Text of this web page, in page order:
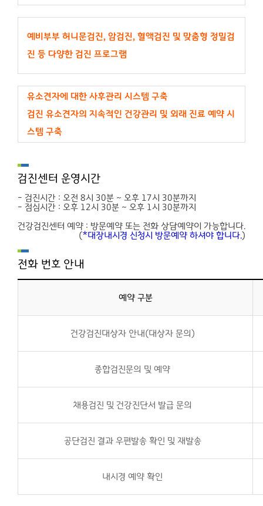
예비부부 허니문검진, 암검진, 혈액검진 및 맞춤형 정밀검
진 등 다양한 검진 프로그램
유소견자에 대한 사후관리 시스템 구축
검진 유소견자의 지속적인 건강관리 및 외래 진료 예약 시
스템 구축
검진센터 운영시간
- 검진시간 : 오전 8시 30분 ~ 오후 17시 30분까지
- 점심시간 : 오후 12시 30분 ~ 오후 1시 30분까지
건강검진센터 예약 : 방문예약 또는 전화 상담예약이 가능합니다.
(*대장내시경 신청시 방문예약 하셔야 합니다.)
전화 번호 안내
예약 구분
건강검진대상자 안내(대상자 문의)
종합검진문의 및 예약
채용검진 및 건강진단서 발급 문의
공단검진 결과 우편발송 확인 및 재발송
내시경 예약 확인